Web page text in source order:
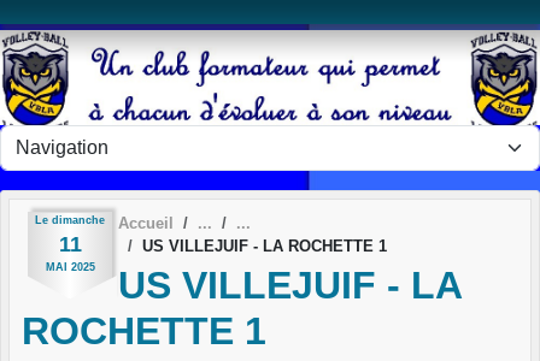
Le dimanche
11
MAI 2025
Accueil
US VILLEJUIF - LA ROCHETTE 1
US VILLEJUIF - LA
ROCHETTE 1